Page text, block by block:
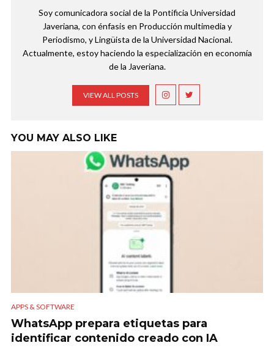
Soy comunicadora social de la Pontificia Universidad
Javeriana, con énfasis en Producción multimedia y
Periodismo, y Lingüista de la Universidad Nacional.
Actualmente, estoy haciendo la especialización en economía
de la Javeriana.
VIEW ALL POSTS
YOU MAY ALSO LIKE
APPS & SOFTWARE
WhatsApp prepara etiquetas para
identificar contenido creado con IA